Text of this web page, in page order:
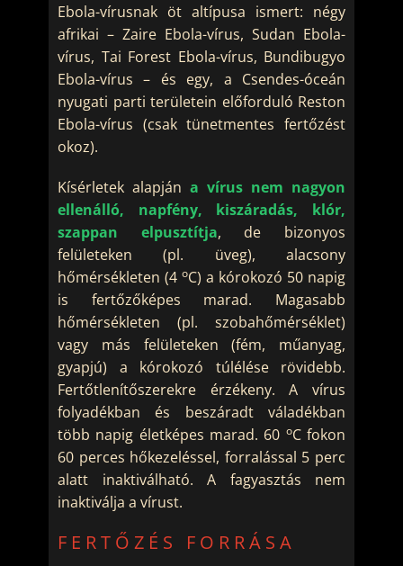
Ebola-vírusnak öt altípusa ismert: négy
afrikai – Zaire Ebola-vírus, Sudan Ebola-
vírus, Tai Forest Ebola-vírus, Bundibugyo
Ebola-vírus – és egy, a Csendes-óceán
nyugati parti területein előforduló Reston
Ebola-vírus (csak tünetmentes fertőzést
okoz).
Kísérletek alapján a vírus nem nagyon
ellenálló, napfény, kiszáradás, klór,
szappan elpusztítja, de bizonyos
felületeken (pl. üveg), alacsony
hőmérsékleten (4 oC) a kórokozó 50 napig
is fertőzőképes marad. Magasabb
hőmérsékleten (pl. szobahőmérséklet)
vagy más felületeken (fém, műanyag,
gyapjú) a kórokozó túlélése rövidebb.
Fertőtlenítőszerekre érzékeny. A vírus
folyadékban és beszáradt váladékban
több napig életképes marad. 60 oC fokon
60 perces hőkezeléssel, forralással 5 perc
alatt inaktiválható. A fagyasztás nem
inaktiválja a vírust.
FERTŐZÉS FORRÁSA